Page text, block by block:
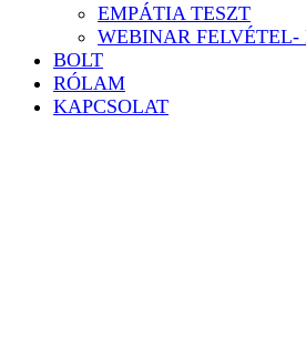
EMPÁTIA TESZT
WEBINAR FELVÉTEL-
BOLT
RÓLAM
KAPCSOLAT